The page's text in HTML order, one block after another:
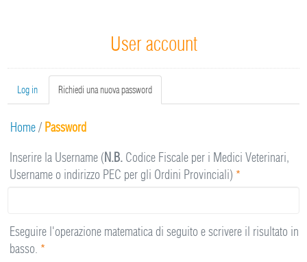
User account
Primary tabs
Log in Richiedi una nuova password
tab)
Home/ Password
Inserire la Username (N.B. Codice Fiscale per i Medici Veterinari,
Username o indirizzo PEC per gli Ordini Provinciali) *
Eseguire l'operazione matematica di seguito e scrivere il risultato in
basso. *